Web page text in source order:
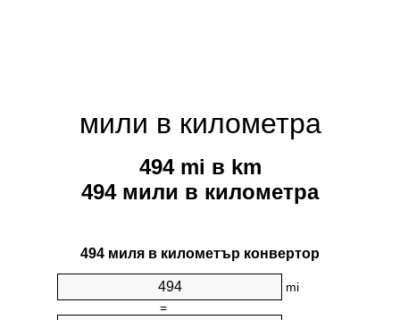
мили в километра
494 mi в km
494 мили в километра
494 миля в километър конвертор
mi
=